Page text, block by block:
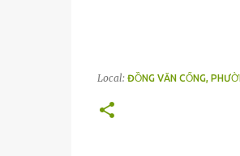
Local: ĐỒNG VĂN CỐNG,